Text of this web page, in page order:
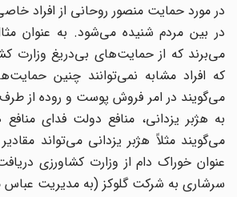
در مورد حمایت منصور روحانی از افراد
در بین مردم شنیده می‌شود. به عنوان مثال
می‌برند که از حمایت‌های بی‌دریغ وزارت
که افراد مشابه نمی‌توانند چنین
می‌گویند در امر فروش پوست و روده از
به هژبر یزدانی، منافع دولت فدای منافع
می‌گویند مثلاً هژبر یزدانی می‌تواند
عنوان خوراک دام از وزارت کشاورزی
سرشاری به شرکت گلوکز (به مدیریت عباس